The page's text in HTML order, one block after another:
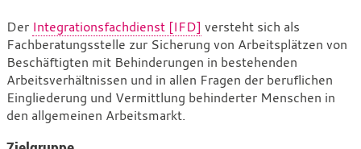
Integrationsfachdienst
[IFD]
Der Integrationsfachdienst [IFD] versteht sich als
Fachberatungsstelle zur Sicherung von Arbeitsplätzen von
Beschäftigten mit Behinderungen in bestehenden
Arbeitsverhältnissen und in allen Fragen der beruflichen
Eingliederung und Vermittlung behinderter Menschen in
den allgemeinen Arbeitsmarkt.